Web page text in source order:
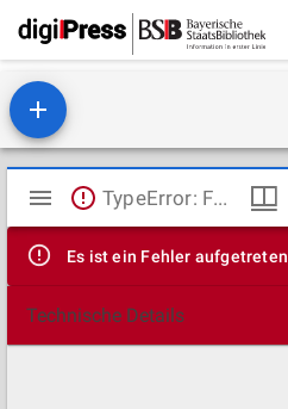
Mirador
Viewer
TypeError: Failed to fetch
Es ist ein Fehler aufgetreten
Technische Details